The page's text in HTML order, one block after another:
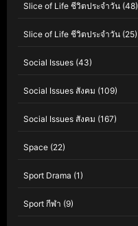
Slice of Life ชีวิตประจำวัน (48)
Slice of Life ชีวิตประจำวัน (25)
Social Issues (43)
Social Issues สังคม (109)
Social Issues สังคม (167)
Space (22)
Sport Drama (1)
Sport กีฬา (9)